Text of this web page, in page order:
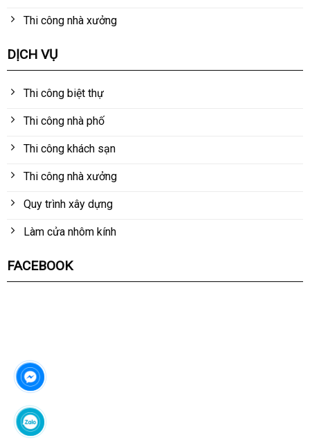
Thi công nhà xưởng
DỊCH VỤ
Thi công biệt thự
Thi công nhà phố
Thi công khách sạn
Thi công nhà xưởng
Quy trình xây dựng
Làm cửa nhôm kính
FACEBOOK